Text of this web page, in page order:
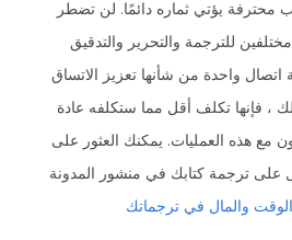
محترفة يؤتي ثماره دائمًا. لن تضطر
للترجمة والتحرير والتدقيق
واحدة من شأنها تعزيز الاتساق
، فإنها تكلف أقل مما ستكلفه عادة
مع هذه العمليات. يمكنك العثور على
على ترجمة كتابك في منشور المدونة